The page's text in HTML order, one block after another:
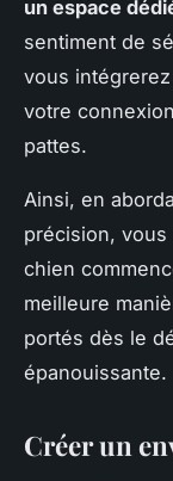
un espace
sentiment de
vous
votre
pattes.
Ainsi, en
précision,
chien
meilleure
portés dès le
épanouissante.
Créer un